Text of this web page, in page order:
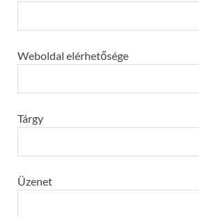
Weboldal elérhetősége
Tárgy
Üzenet